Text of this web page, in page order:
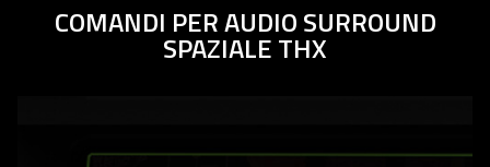
COMANDI PER AUDIO SURROUND
SPAZIALE THX